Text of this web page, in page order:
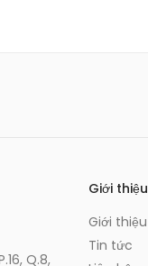
Q.8,
Giới thiệu
Giới thiệu
Tin tức